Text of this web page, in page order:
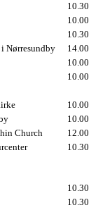
10.30
10.00
10.30
Nørresundby
14.00
10.00
10.00
10.00
10.00
Church
12.00
10.30
10.30
10.30